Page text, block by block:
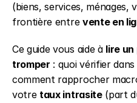
(biens, services, ménages,
frontière entre vente en
Ce guide vous aide à lire
tromper : quoi vérifier
comment rapprocher
votre taux intrasite (part